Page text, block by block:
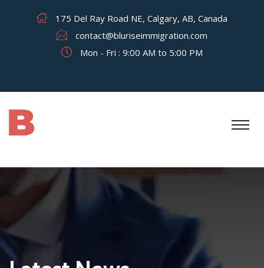
175 Del Ray Road NE, Calgary, AB, Canada
contact@bluriseimmigration.com
Mon - Fri : 9:00 AM to 5:00 PM